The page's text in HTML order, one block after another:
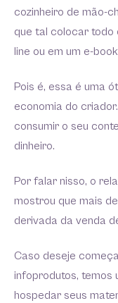
cozinheiro de mão-
que tal colocar todo
line ou em um e-
Pois é, essa é uma
economia do
consumir o seu
dinheiro.
Por falar nisso, o
mostrou que mais
derivada da venda
Caso deseje
infoprodutos, temos
hospedar seus